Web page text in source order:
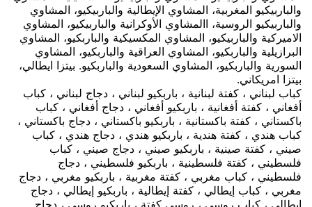
والباربيكيو المغربية، المشاوي الإيطالية والباربيكيو، المشاوي
والباربيكيو الروسية، االمشاوي الأوكرانية والباربيكيو، المشاوي
الاميركية والباربيكيو، المشاوي المكسيكية والباربكيو، المشاوي
البرازيلية والباربكيو، المشاوي العراقية والباربكيو، المشاوي
السورية والباربكيو، المشاوي السعودية والباربكيو. بيتزا ايطالي،
بيتزا امريكاني.
كباب لبناني ، كفتة لبنانية ، باربكيو لبناني ، دجاج لبناني ، كباب
أفغاني ، كفتة أفغانية ، باربكيو أفغاني ، دجاج أفغاني ، كباب
باكستاني ، كفتة باكستانية ، باربكيو باكستاني ، دجاج باكستاني ،
كباب هندي ، كفتة هندية ، باربكيو هندي ، دجاج هندي ، كباب
صيني ، كفتة صينية ، باربكيو صيني ، دجاج صيني ، كباب
فلسطيني ، كفتة فلسطينية ، باربكيو فلسطيني ، دجاج
فلسطيني ، كباب مغربي ، كفتة مغربية ، باربكيو مغربي ، دجاج
مغربي ، كباب إيطالي ، كفتة إيطالية ، باربكيو إيطالي ، دجاج
إيطالي ، كباب روسي ، روسي كفتة ، باربكيو روسي ، دجاج